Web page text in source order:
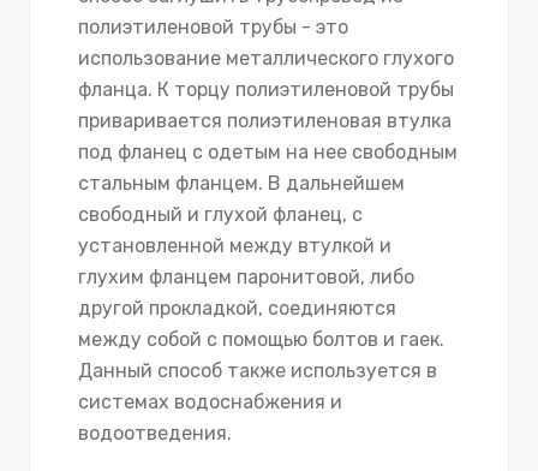
полиэтиленовой трубы - это
использование металлического глухого
фланца. К торцу полиэтиленовой трубы
приваривается полиэтиленовая втулка
под фланец с одетым на нее свободным
стальным фланцем. В дальнейшем
свободный и глухой фланец, с
установленной между втулкой и
глухим фланцем паронитовой, либо
другой прокладкой, соединяются
между собой с помощью болтов и гаек.
Данный способ также используется в
системах водоснабжения и
водоотведения.